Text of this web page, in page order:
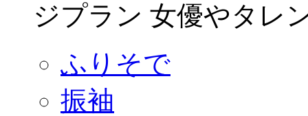
ジプラン 女優やタレ
ふりそで
振袖